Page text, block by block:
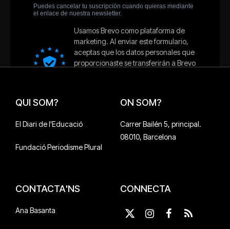
QUI SOM?
El Diari de l'Educació
Fundació Periodisme Plural
ON SOM?
Carrer Bailén 5, principal.
08010, Barcelona
CONTACTA'NS
Ana Basanta
CONNECTA
X
InstagramFacebook
RSS